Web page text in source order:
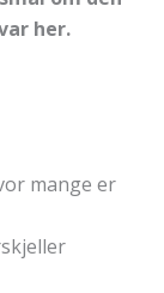
her.
mange er